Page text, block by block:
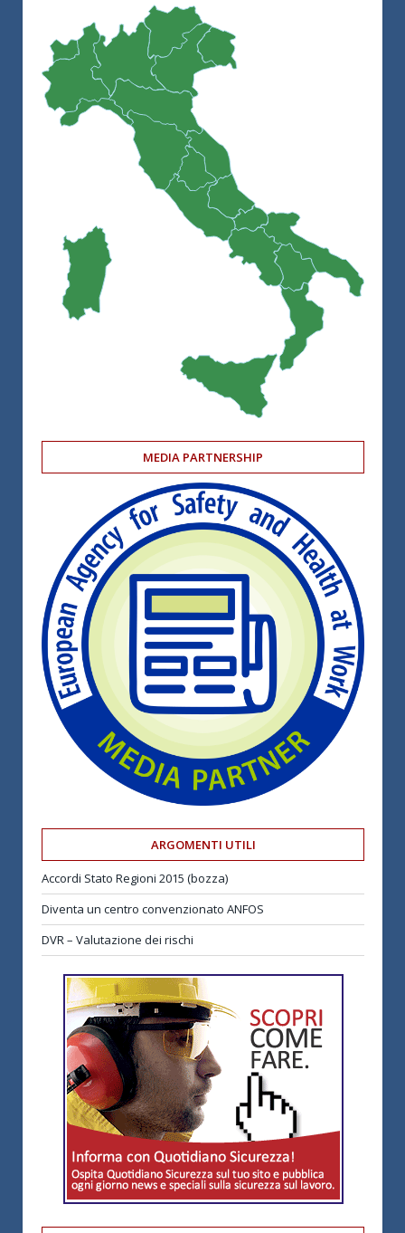
MEDIA PARTNERSHIP
ARGOMENTI UTILI
Accordi Stato Regioni 2015 (bozza)
Diventa un centro convenzionato ANFOS
DVR – Valutazione dei rischi